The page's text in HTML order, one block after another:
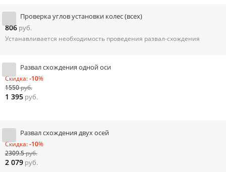
Проверка углов установки колес (всех)
806 руб.
Устанавливается необходимость проведения развал-схождения
Развал схождения одной оси
Скидка:-10%
1550руб.
1 395 руб.
Развал схождения двух осей
Скидка:-10%
2309.5руб.
2 079 руб.